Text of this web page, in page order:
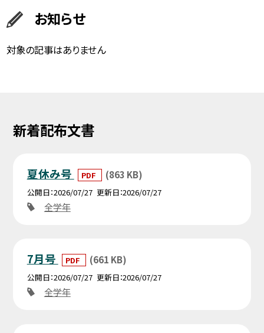
お知らせ
対象の記事はありません
新着配布文書
夏休み号 PDF (863 KB)
公開日 2026/07/27 更新日 2026/07/27
全学年
7月号 PDF (661 KB)
公開日 2026/07/27 更新日 2026/07/27
全学年